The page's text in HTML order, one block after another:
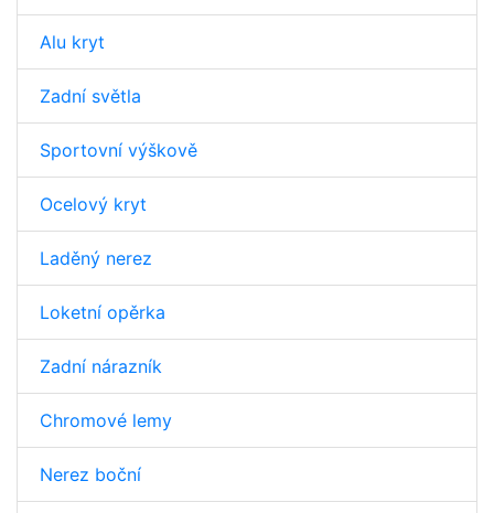
Alu kryt
Zadní světla
Sportovní výškově
Ocelový kryt
Laděný nerez
Loketní opěrka
Zadní nárazník
Chromové lemy
Nerez boční